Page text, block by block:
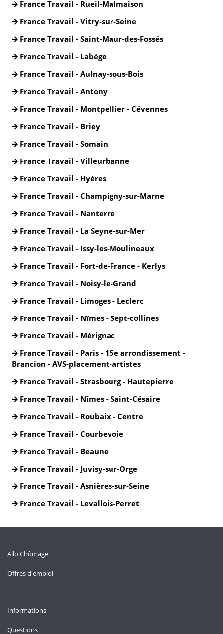
France Travail - Rueil-Malmaison
France Travail - Vitry-sur-Seine
France Travail - Saint-Maur-des-Fossés
France Travail - Labège
France Travail - Aulnay-sous-Bois
France Travail - Antony
France Travail - Montpellier - Cévennes
France Travail - Briey
France Travail - Somain
France Travail - Villeurbanne
France Travail - Hyères
France Travail - Champigny-sur-Marne
France Travail - Nanterre
France Travail - La Seyne-sur-Mer
France Travail - Issy-les-Moulineaux
France Travail - Fort-de-France - Kerlys
France Travail - Noisy-le-Grand
France Travail - Limoges - Leclerc
France Travail - Nîmes - Sept-collines
France Travail - Mérignac
France Travail - Paris - 15e arrondissement -
Brancion - AVS-placement-artistes
France Travail - Strasbourg - Hautepierre
France Travail - Nîmes - Saint-Césaire
France Travail - Roubaix - Centre
France Travail - Courbevoie
France Travail - Beaune
France Travail - Juvisy-sur-Orge
France Travail - Asnières-sur-Seine
France Travail - Levallois-Perret
Allo Chômage
Offres d'emploi
Informations
Questions